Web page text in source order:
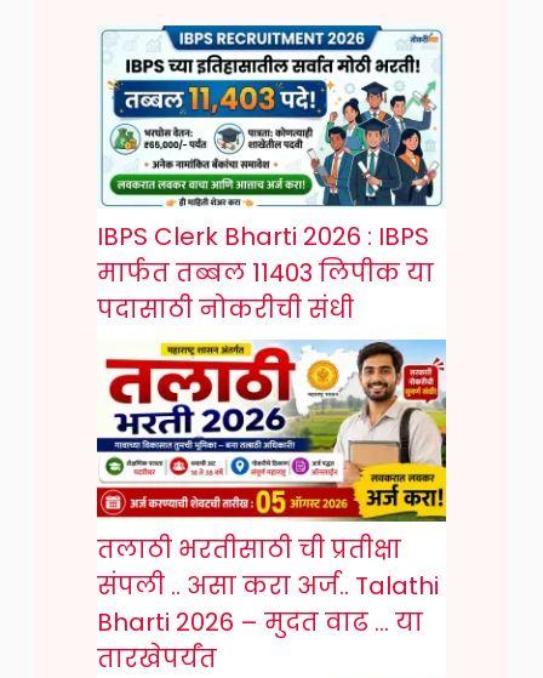
IBPS Clerk Bharti 2026 : IBPS
मार्फत तब्बल 11403 लिपीक या
पदासाठी नोकरीची संधी
तलाठी भरतीसाठी ची प्रतीक्षा
संपली .. असा करा अर्ज.. Talathi
Bharti 2026 – मुदत वाढ … या
तारखेपर्यंत